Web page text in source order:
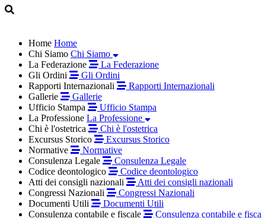
Home Home
Chi Siamo Chi Siamo
La Federazione
La Federazione
Gli Ordini
Gli Ordini
Rapporti Internazionali
Rapporti Internazionali
Gallerie
Gallerie
Ufficio Stampa
Ufficio Stampa
La Professione La Professione
Chi è l'ostetrica
Chi è l'ostetrica
Excursus Storico
Excursus Storico
Normative
Normative
Consulenza Legale
Consulenza Legale
Codice deontologico
Codice deontologico
Atti dei consigli nazionali
Atti dei consigli nazionali
Congressi Nazionali
Congressi Nazionali
Documenti Utili
Documenti Utili
Consulenza contabile e fiscale
Consulenza contabile e